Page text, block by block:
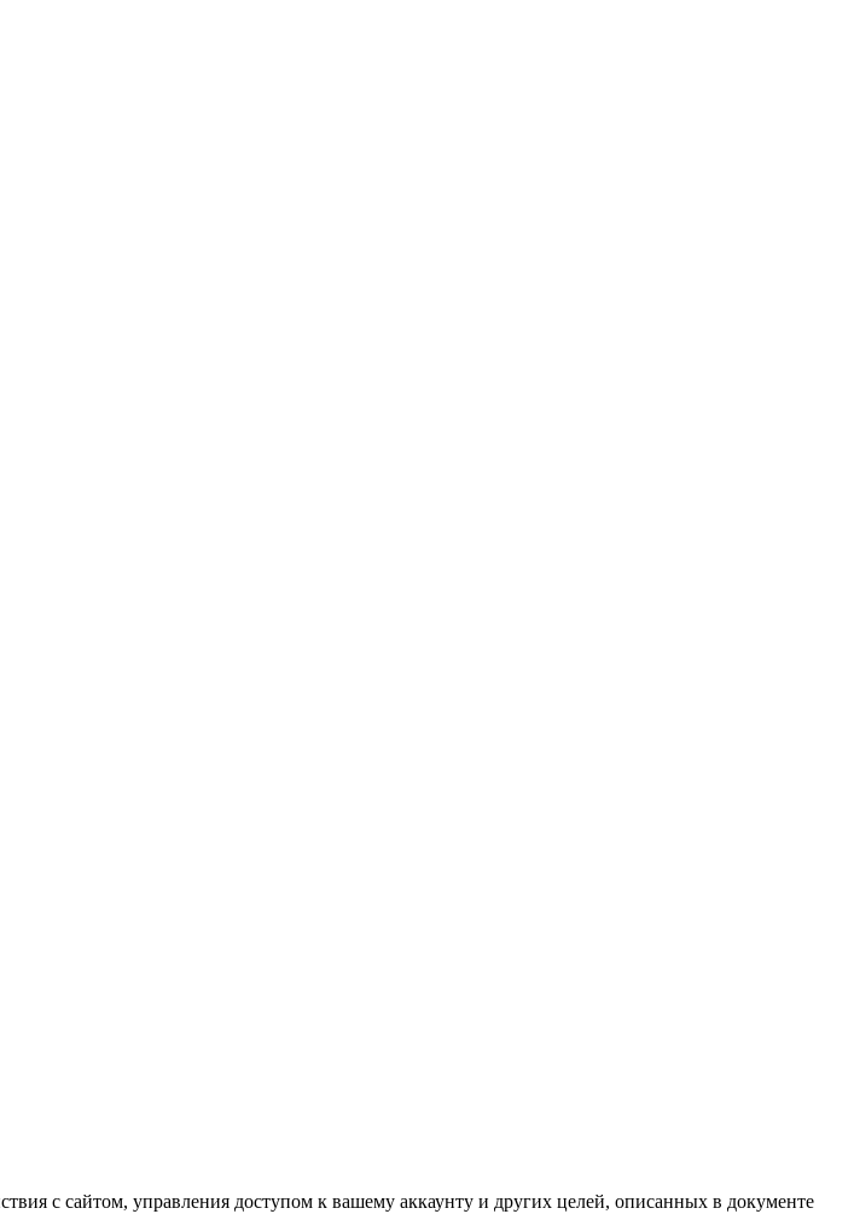
с сайтом, управления доступом к вашему аккаунту и других целей, описанных в документе